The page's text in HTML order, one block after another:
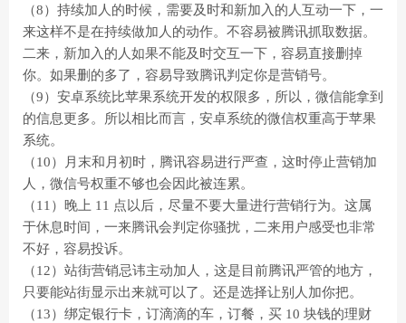
（8）持续加人的时候，需要及时和新加入的人互动一下，一
来这样不是在持续做加人的动作。不容易被腾讯抓取数据。
二来，新加入的人如果不能及时交互一下，容易直接删掉
你。如果删的多了，容易导致腾讯判定你是营销号。
（9）安卓系统比苹果系统开发的权限多，所以，微信能拿到
的信息更多。所以相比而言，安卓系统的微信权重高于苹果
系统。
（10）月末和月初时，腾讯容易进行严查，这时停止营销加
人，微信号权重不够也会因此被连累。
（11）晚上 11 点以后，尽量不要大量进行营销行为。这属
于休息时间，一来腾讯会判定你骚扰，二来用户感受也非常
不好，容易投诉。
（12）站街营销忌讳主动加人，这是目前腾讯严管的地方，
只要能站街显示出来就可以了。还是选择让别人加你把。
（13）绑定银行卡，订滴滴的车，订餐，买 10 块钱的理财